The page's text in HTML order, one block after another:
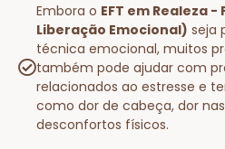
Embora o EFT em Realeza -
Liberação Emocional) seja
técnica emocional, muitos
também pode ajudar com
relacionados ao estresse e
como dor de cabeça, dor
desconfortos físicos.